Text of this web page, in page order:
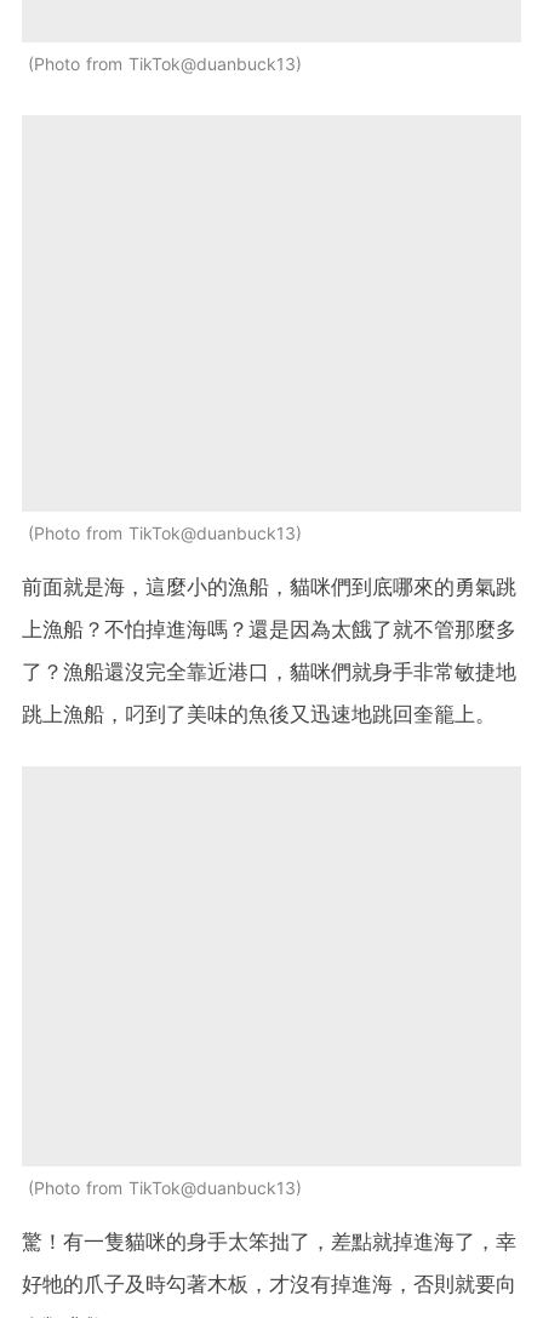
Photo from TikTok@duanbuck13
Photo from TikTok@duanbuck13
前面就是海，這麼小的漁船，貓咪們到底哪來的勇氣跳
上漁船？不怕掉進海嗎？還是因為太餓了就不管那麼多
了？漁船還沒完全靠近港口，貓咪們就身手非常敏捷地
跳上漁船，叼到了美味的魚後又迅速地跳回奎籠上。
Photo from TikTok@duanbuck13
驚！有一隻貓咪的身手太笨拙了，差點就掉進海了，幸
好牠的爪子及時勾著木板，才沒有掉進海，否則就要向